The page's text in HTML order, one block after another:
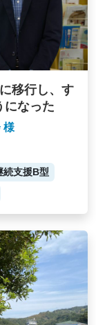
移行し、す
になった
様
続支援B型